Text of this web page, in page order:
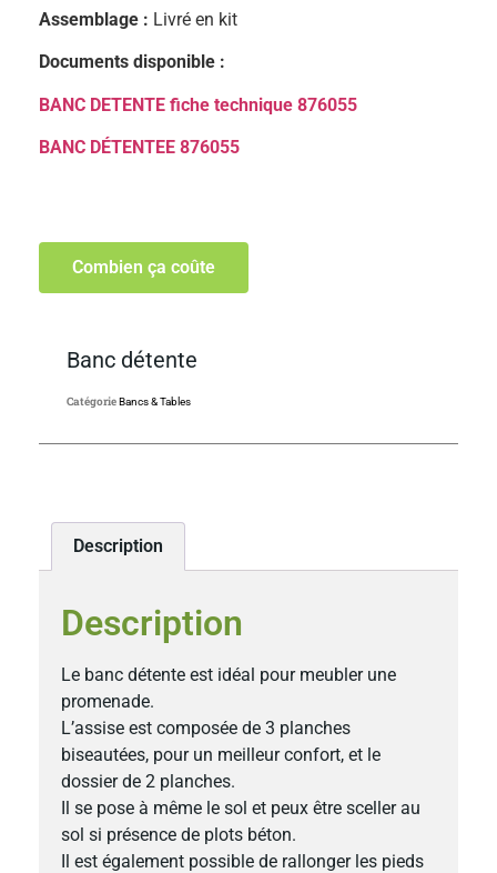
Assemblage : Livré en kit
Documents disponible :
BANC DETENTE fiche technique 876055
BANC DÉTENTEE 876055
Combien ça coûte
Banc détente
CatégorieBancs & Tables
Description
Description
Le banc détente est idéal pour meubler une
promenade.
L’assise est composée de 3 planches
biseautées, pour un meilleur confort, et le
dossier de 2 planches.
Il se pose à même le sol et peux être sceller au
sol si présence de plots béton.
Il est également possible de rallonger les pieds